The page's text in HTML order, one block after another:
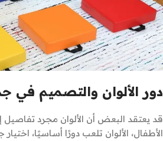
دور الألوان والتصميم في
قد يعتقد البعض أن الألوان مجرد تفاصيل
الأطفال، الألوان تلعب دورًا أساسيًا،